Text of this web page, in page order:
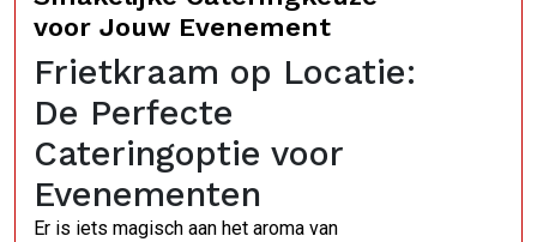
voor Jouw Evenement
Frietkraam op Locatie:
De Perfecte
Cateringoptie voor
Evenementen
Er is iets magisch aan het aroma van